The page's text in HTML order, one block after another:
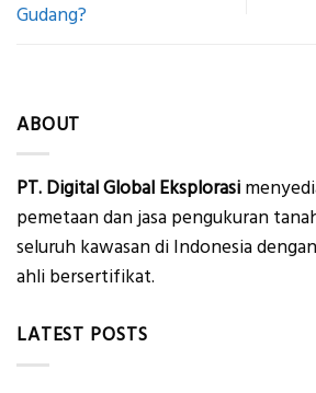
Gudang?
ABOUT
PT. Digital Global Eksplorasi
pemetaan dan jasa pengukuran
seluruh kawasan di Indonesia
ahli bersertifikat.
LATEST POSTS